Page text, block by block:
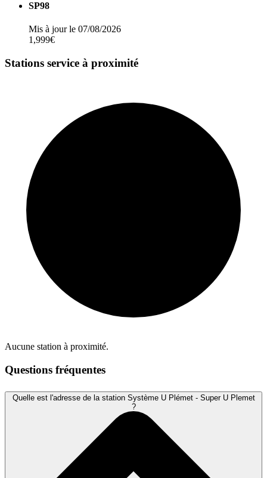
SP98
Mis à jour le 07/08/2026
1,999€
Stations service à proximité
Aucune station à proximité.
Questions fréquentes
Quelle est l'adresse de la station Système U Plémet - Super U Plemet
?